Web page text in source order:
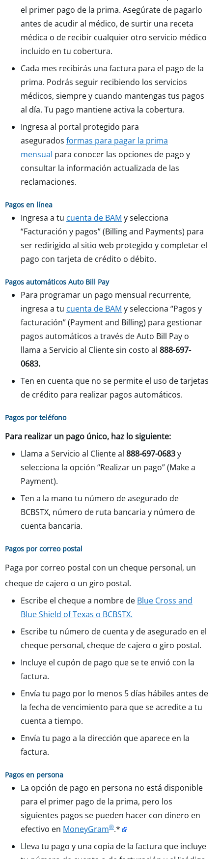
el primer pago de la prima. Asegúrate de pagarlo
antes de acudir al médico, de surtir una receta
médica o de recibir cualquier otro servicio médico
incluido en tu cobertura.
Cada mes recibirás una factura para el pago de la
prima. Podrás seguir recibiendo los servicios
médicos, siempre y cuando mantengas tus pagos
al día. Tu pago mantiene activa la cobertura.
Ingresa al portal protegido para
asegurados formas para pagar la prima
mensual para conocer las opciones de pago y
consultar la información actualizada de las
reclamaciones.
Pagos en línea
Ingresa a tu cuenta de BAM y selecciona
“Facturación y pagos” (Billing and Payments) para
ser redirigido al sitio web protegido y completar el
pago con tarjeta de crédito o débito.
Pagos automáticos Auto Bill Pay
Para programar un pago mensual recurrente,
ingresa a tu cuenta de BAM y selecciona “Pagos y
facturación” (Payment and Billing) para gestionar
pagos automáticos a través de Auto Bill Pay o
llama a Servicio al Cliente sin costo al 888-697-
0683.
Ten en cuenta que no se permite el uso de tarjetas
de crédito para realizar pagos automáticos.
Pagos por teléfono
Para realizar un pago único, haz lo siguiente:
Llama a Servicio al Cliente al 888-697-0683y
selecciona la opción “Realizar un pago” (Make a
Payment).
Ten a la mano tu número de asegurado de
BCBSTX, número de ruta bancaria y número de
cuenta bancaria.
Pagos por correo postal
Paga por correo postal con un cheque personal, un
cheque de cajero o un giro postal.
Escribe el cheque a nombre de Blue Cross and
Blue Shield of Texas o BCBSTX.
Escribe tu número de cuenta y de asegurado en el
cheque personal, cheque de cajero o giro postal.
Incluye el cupón de pago que se te envió con la
factura.
Envía tu pago por lo menos 5 días hábiles antes de
la fecha de vencimiento para que se acredite a tu
cuenta a tiempo.
Envía tu pago a la dirección que aparece en la
factura.
Pagos en persona
La opción de pago en persona no está disponible
para el primer pago de la prima, pero los
siguientes pagos se pueden hacer con dinero en
efectivo en MoneyGram®.*
Lleva tu pago y una copia de la factura que incluye